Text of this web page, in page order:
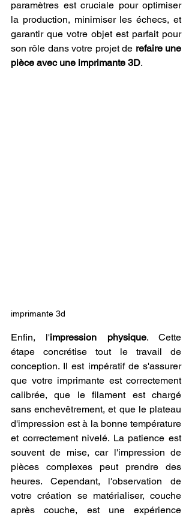
paramètres est cruciale pour optimiser
la production, minimiser les échecs, et
garantir que votre objet est parfait pour
son rôle dans votre projet de refaire une
pièce avec une imprimante 3D.
imprimante 3d
Enfin, l'impression physique. Cette
étape concrétise tout le travail de
conception. Il est impératif de s'assurer
que votre imprimante est correctement
calibrée, que le filament est chargé
sans enchevêtrement, et que le plateau
d'impression est à la bonne température
et correctement nivelé. La patience est
souvent de mise, car l'impression de
pièces complexes peut prendre des
heures. Cependant, l'observation de
votre création se matérialiser, couche
après couche, est une expérience